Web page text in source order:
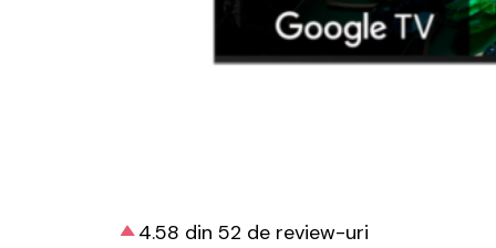
4.58 din 52 de review-uri